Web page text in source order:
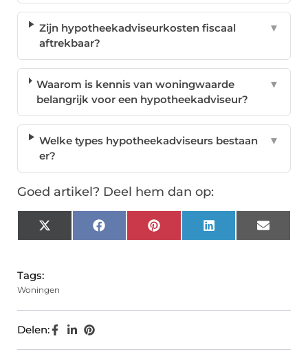
Zijn hypotheekadviseurkosten fiscaal
aftrekbaar?
▼
Waarom is kennis van woningwaarde
belangrijk voor een hypotheekadviseur?
▼
Welke types hypotheekadviseurs bestaan
er?
▼
Goed artikel? Deel hem dan op:
X
(Twitter)
FacebookPinterest LinkedIn Email
Tags:
Woningen
Delen: